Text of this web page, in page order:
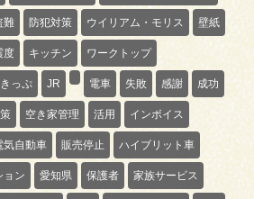
難 防犯対策 ウイリアム・モリス 壁紙
度 キッチン ワークトップ
っぷ JR 電車 失敗 感謝 成功
空き家管理 活用 インボイス
気自動車 販売停止 ハイブリット車
ョン 愛知県 保護者 家族サービス